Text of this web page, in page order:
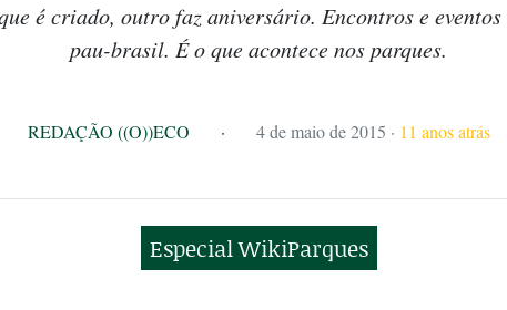
é criado, outro faz aniversário. Encontros e
pau-brasil. É o que acontece nos parques.
REDAÇÃO ((O))ECO · 4 de maio de 2015 · 11 anos atrás
Especial WikiParques